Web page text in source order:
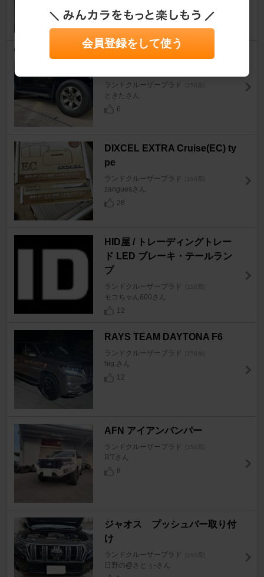
BRIDGESTONE ALENZA LX1
ランドクルーザープラド [150系]
ときたさん
6
DIXCEL EXTRA Cruise(EC) ty
pe
ランドクルーザープラド [150系]
zanguesさん
28
HID屋 / トレーディングトレー
ド LED ブレーキ・テールラン
プ
ランドクルーザープラド [150系]
モコちゃん600さん
12
RAYS TEAM DAYTONA F6
ランドクルーザープラド [150系]
hig.さん
12
AFN アイアンバンパー
ランドクルーザープラド [150系]
R'Tさん
8
ジャオス プッシュバー取り付
け
ランドクルーザープラド [150系]
日野の@さとぅ-さん
会員登録をして使う